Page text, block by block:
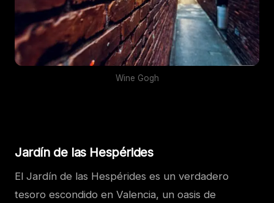
Wine Gogh
Jardín de las Hespérides
El Jardín de las Hespérides es un verdadero
tesoro escondido en Valencia, un oasis de